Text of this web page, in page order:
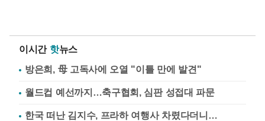
이시간 핫뉴스
방은희, 母 고독사에 오열 "이틀 만에 발견"
월드컵 예선까지…축구협회, 심판 성접대 파문
한국 떠난 김지수, 프라하 여행사 차렸다더니…